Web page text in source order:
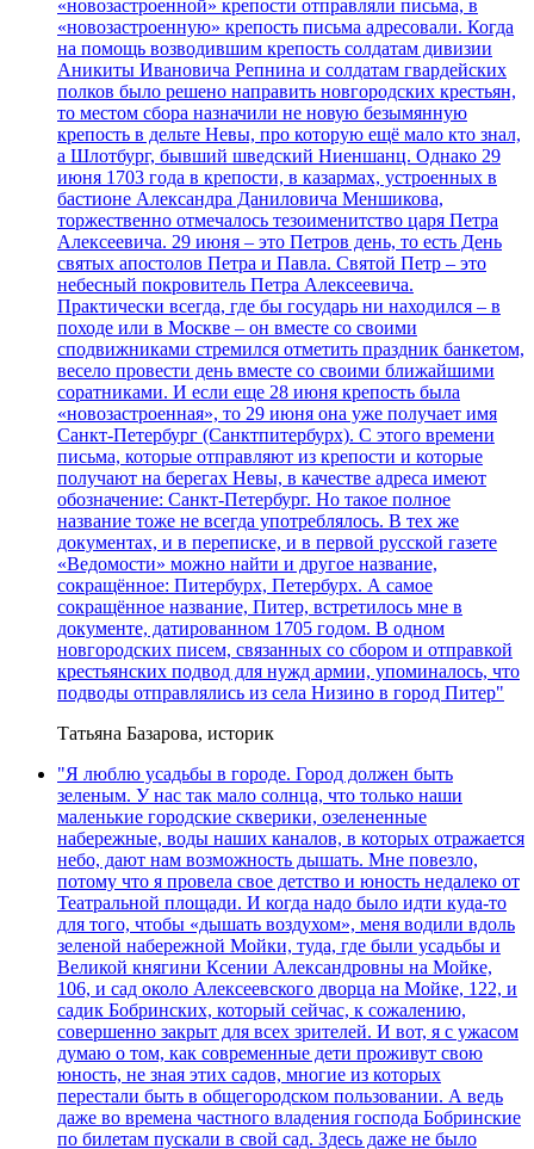
«новозастроенной» крепости отправляли письма, в
«новозастроенную» крепость письма адресовали. Когда
на помощь возводившим крепость солдатам дивизии
Аникиты Ивановича Репнина и солдатам гвардейских
полков было решено направить новгородских крестьян,
то местом сбора назначили не новую безымянную
крепость в дельте Невы, про которую ещё мало кто знал,
а Шлотбург, бывший шведский Ниеншанц. Однако 29
июня 1703 года в крепости, в казармах, устроенных в
бастионе Александра Даниловича Меншикова,
торжественно отмечалось тезоименитство царя Петра
Алексеевича. 29 июня – это Петров день, то есть День
святых апостолов Петра и Павла. Святой Петр – это
небесный покровитель Петра Алексеевича.
Практически всегда, где бы государь ни находился – в
походе или в Москве – он вместе со своими
сподвижниками стремился отметить праздник банкетом,
весело провести день вместе со своими ближайшими
соратниками. И если еще 28 июня крепость была
«новозастроенная», то 29 июня она уже получает имя
Санкт-Петербург (Санктпитербурх). С этого времени
письма, которые отправляют из крепости и которые
получают на берегах Невы, в качестве адреса имеют
обозначение: Санкт-Петербург. Но такое полное
название тоже не всегда употреблялось. В тех же
документах, и в переписке, и в первой русской газете
«Ведомости» можно найти и другое название,
сокращённое: Питербурх, Петербурх. А самое
сокращённое название, Питер, встретилось мне в
документе, датированном 1705 годом. В одном
новгородских писем, связанных со сбором и отправкой
крестьянских подвод для нужд армии, упоминалось, что
подводы отправлялись из села Низино в город Питер"
Татьяна Базарова, историк
"Я люблю усадьбы в городе. Город должен быть
зеленым. У нас так мало солнца, что только наши
маленькие городские скверики, озелененные
набережные, воды наших каналов, в которых отражается
небо, дают нам возможность дышать. Мне повезло,
потому что я провела свое детство и юность недалеко от
Театральной площади. И когда надо было идти куда-то
для того, чтобы «дышать воздухом», меня водили вдоль
зеленой набережной Мойки, туда, где были усадьбы и
Великой княгини Ксении Александровны на Мойке,
106, и сад около Алексеевского дворца на Мойке, 122, и
садик Бобринских, который сейчас, к сожалению,
совершенно закрыт для всех зрителей. И вот, я с ужасом
думаю о том, как современные дети проживут свою
юность, не зная этих садов, многие из которых
перестали быть в общегородском пользовании. А ведь
даже во времена частного владения господа Бобринские
по билетам пускали в свой сад. Здесь даже не было